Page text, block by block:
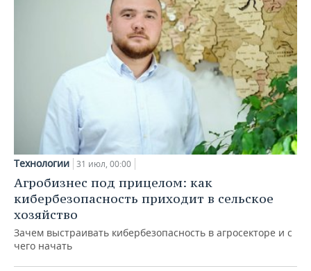
Технологии 31 июл, 00:00
Агробизнес под прицелом: как
кибербезопасность приходит в сельское
хозяйство
Зачем выстраивать кибербезопасность в агросекторе и с
чего начать